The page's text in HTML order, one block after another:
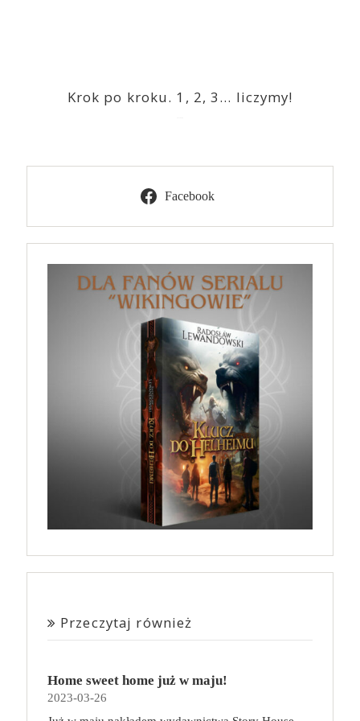
Krok po kroku. 1, 2, 3… liczymy!
Facebook
Przeczytaj również
Home sweet home już w maju!
2023-03-26